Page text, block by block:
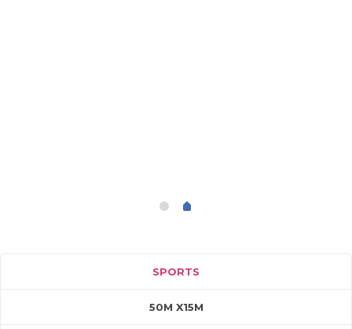
SPORTS
50M X15M